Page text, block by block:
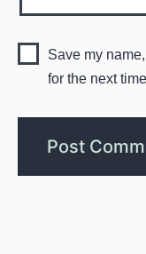
Save my
for the next